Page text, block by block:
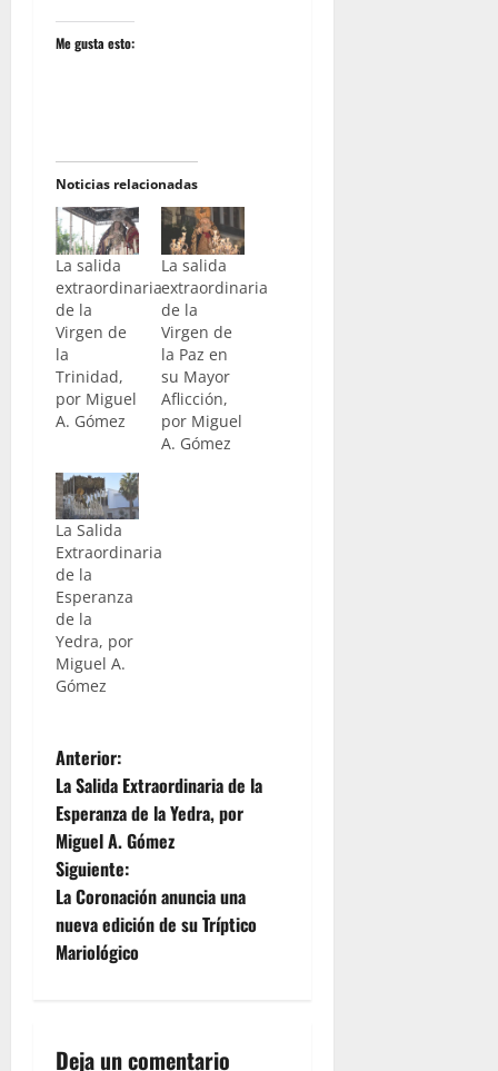
Me gusta esto:
Noticias relacionadas
La salida
extraordinaria
de la
Virgen de
la
Trinidad,
por Miguel
A. Gómez
La salida
extraordinaria
de la
Virgen de
la Paz en
su Mayor
Aflicción,
por Miguel
A. Gómez
La Salida
Extraordinaria
de la
Esperanza
de la
Yedra, por
Miguel A.
Gómez
N
a
v
e
g
c
Anterior:
La Salida Extraordinaria de la
Esperanza de la Yedra, por
Miguel A. Gómez
Siguiente:
La Coronación anuncia una
nueva edición de su Tríptico
Mariológico
Deja un comentario